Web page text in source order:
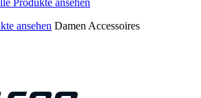
ansehen Damen Accessoires